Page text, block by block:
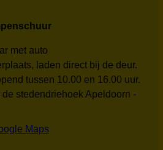
met auto
laden direct bij de deur.
tussen 10.00 en 16.00 uur.
stedendriehoek Apeldoorn -
Maps